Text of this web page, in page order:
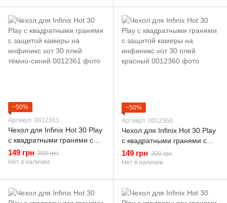
−50%
Артикул: 0012361
Чехол для Infinix Hot 30 Play
с квадратными гранями с
защитой камеры на
инфиникс хот 30 плей
149 грн 300 грн
Нет в наличии
−50%
Артикул: 0012360
Чехол для Infinix Hot 30 Play
с квадратными гранями с
защитой камеры на
инфиникс хот 30 плей
149 грн 300 грн
Нет в наличии